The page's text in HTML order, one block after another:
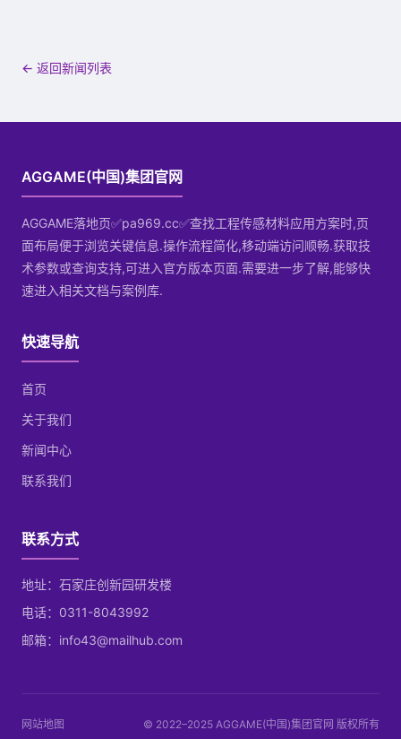
← 返回新闻列表
AGGAME(中国)集团官网
AGGAME落地页✅pa969.cc✅查找工程传感材料应用方案时,页
面布局便于浏览关键信息.操作流程简化,移动端访问顺畅.获取技
术参数或查询支持,可进入官方版本页面.需要进一步了解,能够快
速进入相关文档与案例库.
快速导航
首页
关于我们
新闻中心
联系我们
联系方式
地址：石家庄创新园研发楼
电话：0311-8043992
邮箱：info43@mailhub.com
网站地图 © 2022–2025 AGGAME(中国)集团官网 版权所有